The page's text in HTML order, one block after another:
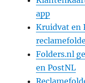
app
Kruidvat en
Folders.nl
en PostNL